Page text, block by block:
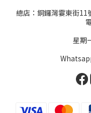
總店：銅鑼灣霎東街11
星期